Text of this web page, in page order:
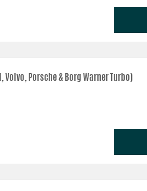
Volvo, Porsche & Borg Warner Turbo)